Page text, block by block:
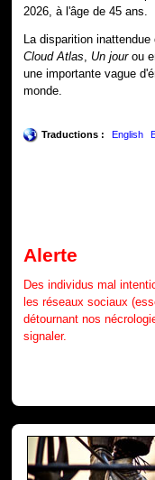
2026, à l'âge de 45 ans.
La disparition
Cloud Atlas, Un jourou
une importante vague
monde.
Traductions : English
Alerte
Des individus mal
les réseaux sociaux
détournant nos
signaler.